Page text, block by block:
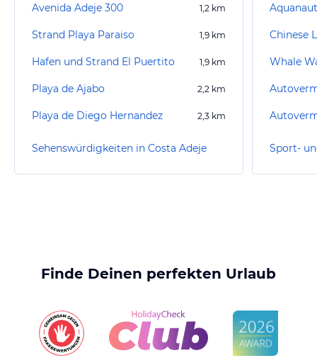
Avenida Adeje 300 1,2 km
Strand Playa Paraiso 1,9 km
Hafen und Strand El Puertito 1,9 km
Playa de Ajabo 2,2 km
Playa de Diego Hernandez 2,3 km
Sehenswürdigkeiten in Costa Adeje
Whale
Finde Deinen perfekten Urlaub